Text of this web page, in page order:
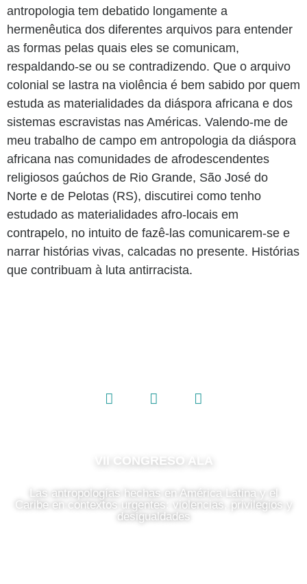
antropologia tem debatido longamente a
hermenêutica dos diferentes arquivos para entender
as formas pelas quais eles se comunicam,
respaldando-se ou se contradizendo. Que o arquivo
colonial se lastra na violência é bem sabido por quem
estuda as materialidades da diáspora africana e dos
sistemas escravistas nas Américas. Valendo-me de
meu trabalho de campo em antropologia da diáspora
africana nas comunidades de afrodescendentes
religiosos gaúchos de Rio Grande, São José do
Norte e de Pelotas (RS), discutirei como tenho
estudado as materialidades afro-locais em
contrapelo, no intuito de fazê-las comunicarem-se e
narrar histórias vivas, calcadas no presente. Histórias
que contribuam à luta antirracista.
VII CONGRESO ALA
Las antropologías hechas en América Latina y el
Caribe en contextos urgentes: violencias, privilegios y
desigualdades